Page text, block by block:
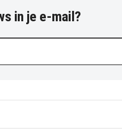
in je e-mail?